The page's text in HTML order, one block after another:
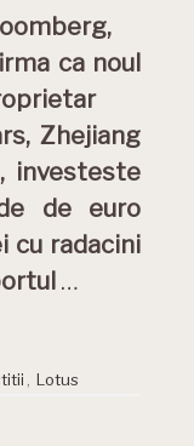
ca noul
Zhejiang
investeste
de euro
cu radacini
…
Lotus